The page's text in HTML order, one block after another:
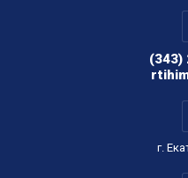
(343)
г.